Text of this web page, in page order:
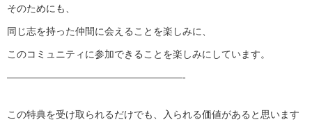
そのためにも、
同じ志を持った仲間に会えることを楽しみに、
このコミュニティに参加できることを楽しみにしています。
——————————————————-
この特典を受け取られるだけでも、入られる価値があると思います